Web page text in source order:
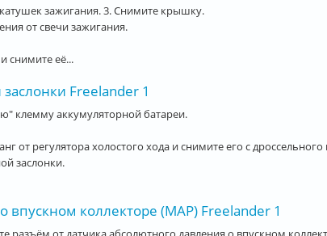
зажигания. 3. Снимите крышку.
от свечи зажигания.
снимите её...
Freelander 1
клемму аккумуляторной батареи.
от регулятора холостого хода и снимите его с дроссельного
заслонки.
впускном коллекторе (MAP) Freelander 1